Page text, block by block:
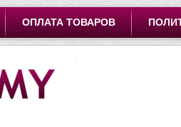
ОПЛАТА ТОВАРОВ